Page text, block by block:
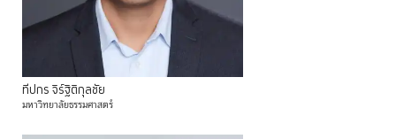
ทีปกร จิร์ฐิติกุลชัย
มหาวิทยาลัยธรรมศาสตร์